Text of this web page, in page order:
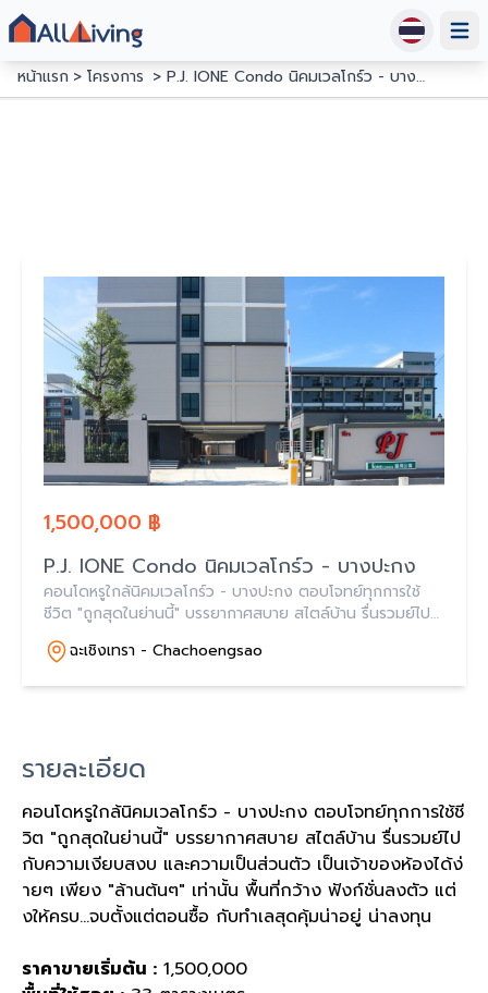
หน้าแรก
โครงการ P.J. IONE Condo นิคมเวลโกร์ว - บางปะกง
1,500,000 ฿
P.J. IONE Condo นิคมเวลโกร์ว - บางปะกง
คอนโดหรูใกล้นิคมเวลโกร์ว - บางปะกง ตอบโจทย์ทุกการใช้
ชีวิต "ถูกสุดในย่านนี้" บรรยากาศสบาย สไตล์บ้าน รื่นรวมย์ไป
กับความเงียบสงบ และความเป็นส่วนตัว เป็นเจ้าของห้องได้
ง่ายๆ เพียง "ล้านต้นๆ" เท่านั้น
ฉะเชิงเทรา - Chachoengsao
รายละเอียด
คอนโดหรูใกล้นิคมเวลโกร์ว - บางปะกง ตอบโจทย์ทุกการใช้ชี
วิต "ถูกสุดในย่านนี้" บรรยากาศสบาย สไตล์บ้าน รื่นรวมย์ไป
กับความเงียบสงบ และความเป็นส่วนตัว เป็นเจ้าของห้องได้ง่
ายๆ เพียง "ล้านต้นๆ" เท่านั้น พื้นที่กว้าง ฟังก์ชั่นลงตัว แต่
งให้ครบ...จบตั้งแต่ตอนซื้อ กับทำเลสุดคุ้มน่าอยู่ น่าลงทุน
ราคาขายเริ่มต้น : 1,500,000